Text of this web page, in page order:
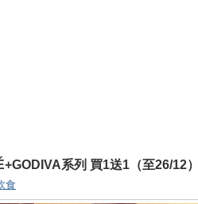
系列 買1送1（至26/12）
食